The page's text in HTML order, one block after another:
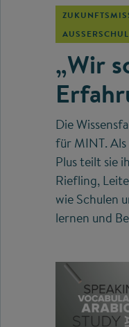
„Wir
Die
für MINT.
Plus teilt sie
Riefling,
wie Schulen
lernen und